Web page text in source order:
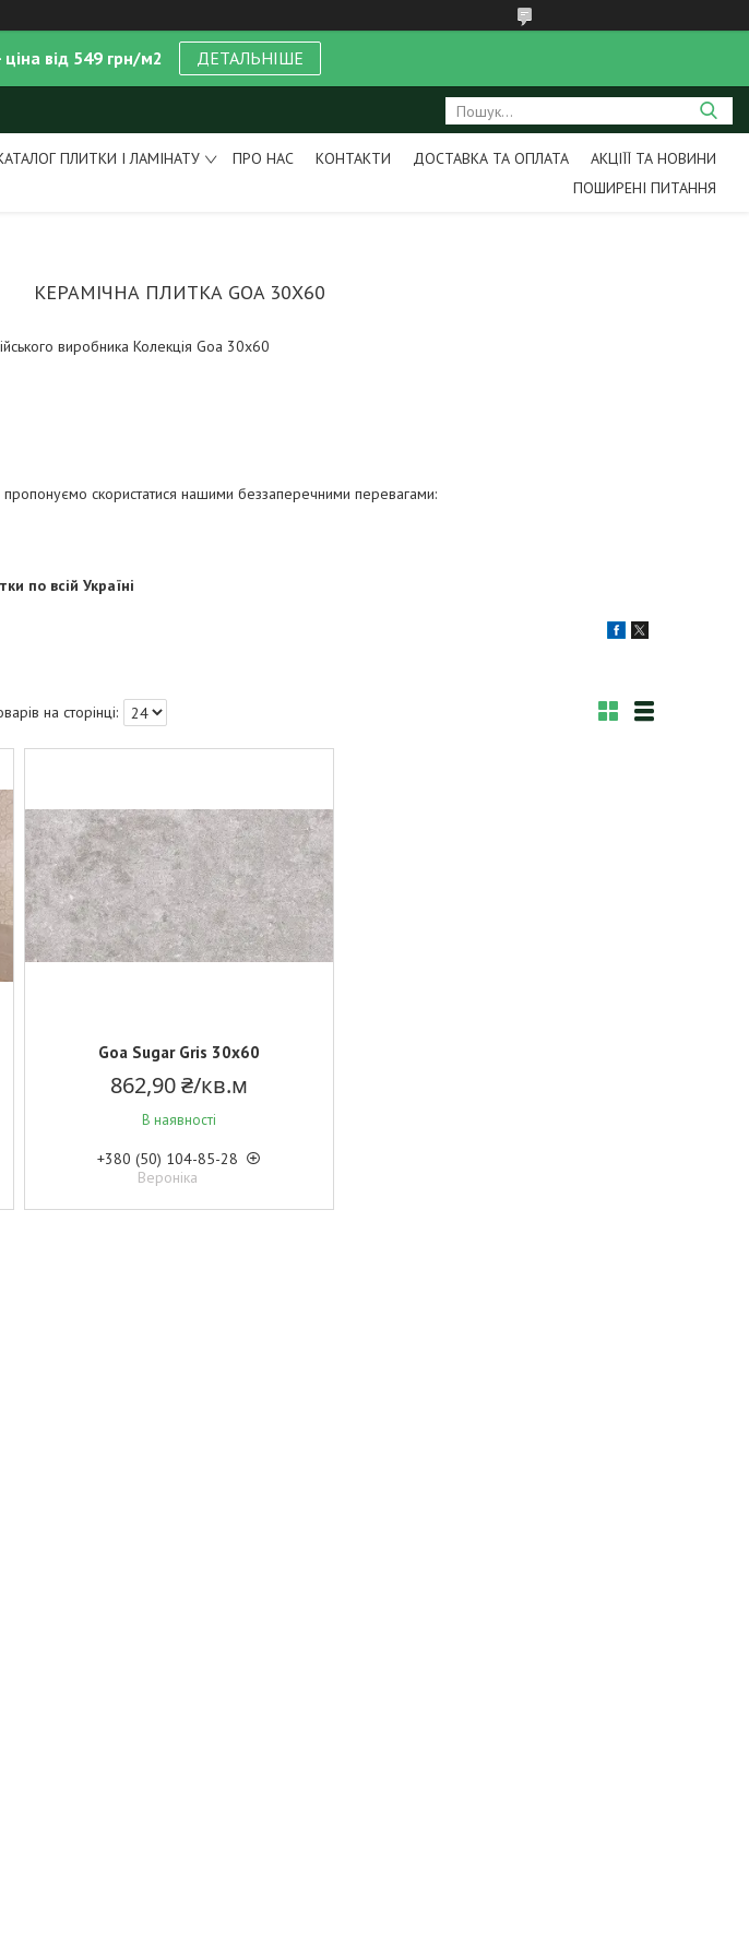
від 549 грн/м2 ДЕТАЛЬНІШЕ
ПЛИТКИ І ЛАМІНАТУ ПРО НАС КОНТАКТИ ДОСТАВКА ТА ОПЛАТА
АКЦІЇЇ ТА НОВИНИ
ПОШИРЕНІ ПИТАННЯ
КЕРАМІЧНА ПЛИТКА GOA 30X60
виробника Колекція Goa 30х60
скористатися нашими беззаперечними перевагами:
по всій Україні
Goa Sugar Gris 30x60
862,90 ₴/кв.м
В наявності
+380 (50) 104-85-28
Вероніка